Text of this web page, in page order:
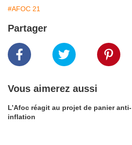
#AFOC 21
Partager
Vous aimerez aussi
L’Afoc réagit au projet de panier anti-
inflation